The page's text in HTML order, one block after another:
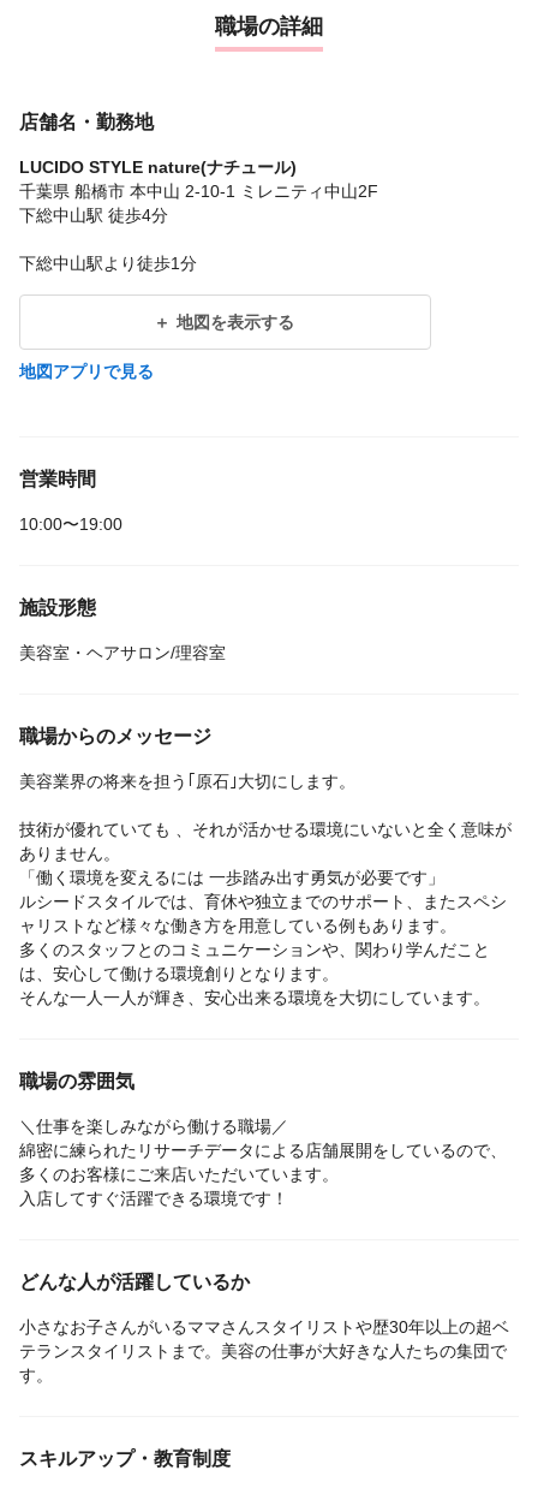
職場の詳細
店舗名・勤務地
LUCIDO STYLE nature(ナチュール)
千葉県 船橋市 本中山 2-10-1 ミレニティ中山2F
下総中山駅 徒歩4分
下総中山駅より徒歩1分
地図を表示する
地図アプリで見る
営業時間
10:00〜19:00
施設形態
美容室・ヘアサロン/理容室
職場からのメッセージ
美容業界の将来を担う｢原石｣大切にします。
技術が優れていても 、それが活かせる環境にいないと全く意味が
ありません。
「働く環境を変えるには 一歩踏み出す勇気が必要です」
ルシードスタイルでは、育休や独立までのサポート、またスペシ
ャリストなど様々な働き方を用意している例もあります。
多くのスタッフとのコミュニケーションや、関わり学んだこと
は、安心して働ける環境創りとなります。
そんな一人一人が輝き、安心出来る環境を大切にしています。
職場の雰囲気
＼仕事を楽しみながら働ける職場／
綿密に練られたリサーチデータによる店舗展開をしているので、
多くのお客様にご来店いただいています。
入店してすぐ活躍できる環境です！
どんな人が活躍しているか
小さなお子さんがいるママさんスタイリストや歴30年以上の超ベ
テランスタイリストまで。美容の仕事が大好きな人たちの集団で
す。
スキルアップ・教育制度